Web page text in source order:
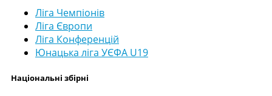
Ліга Чемпіонів
Ліга Європи
Ліга Конференцій
Юнацька ліга УЄФА U19
Національні збірні